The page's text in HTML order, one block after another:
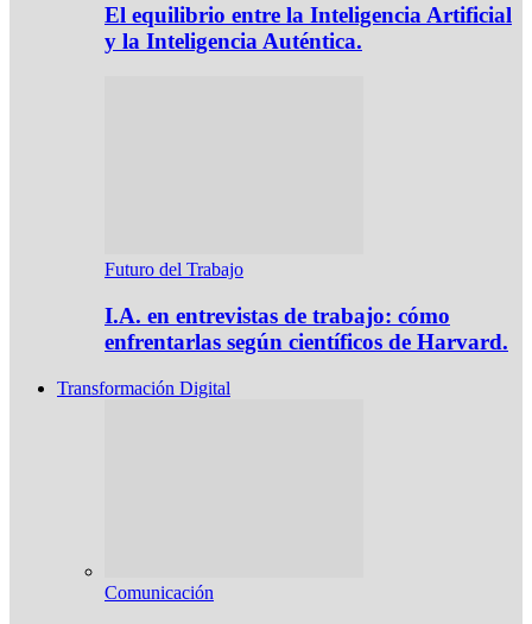
El equilibrio entre la Inteligencia Artificial
y la Inteligencia Auténtica.
Futuro del Trabajo
I.A. en entrevistas de trabajo: cómo
enfrentarlas según científicos de Harvard.
Transformación Digital
Comunicación